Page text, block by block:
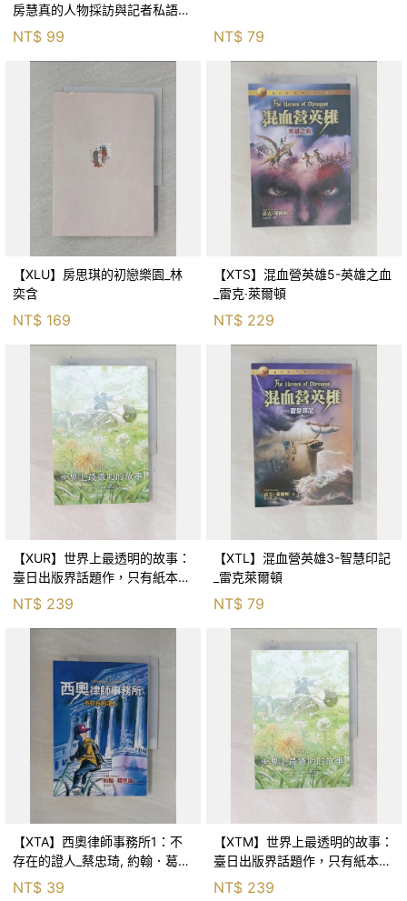
房慧真的人物採訪與記者私語_
房慧真
NT$ 99 NT$ 79
【XLU】房思琪的初戀樂園_林
奕含
NT$ 169
【XTS】混血營英雄5-英雄之血
_雷克‧萊爾頓
NT$ 229
【XUR】世界上最透明的故事：
臺日出版界話題作，只有紙本書
可以體驗的感動_fusui_fusui
NT$ 239
【XTL】混血營英雄3-智慧印記
_雷克萊爾頓
NT$ 79
【XTA】西奧律師事務所1：不
存在的證人_蔡忠琦, 約翰．葛里
遜
NT$ 39
【XTM】世界上最透明的故事：
臺日出版界話題作，只有紙本書
可以體驗的感動_fusui_fusui
NT$ 239